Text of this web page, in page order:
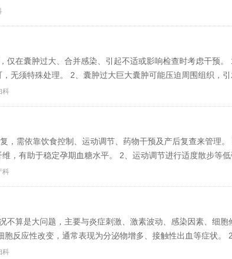
仅在囊肿过大、合并感染、引起不适或影响检查时考虑干预。
无须特殊处理。 2、囊肿过大巨大囊肿可能压迫周围组织，引
科
，需依靠饮食控制、运动调节、药物干预及产后复查来管理
，有助于稳定孕期血糖水平。 2、运动调节进行适度散步等低
科
不算是大问题，主要与炎症刺激、激素波动、感染因素、细胞
反应性改变，通常表现为分泌物增多、接触性出血等症状。
科